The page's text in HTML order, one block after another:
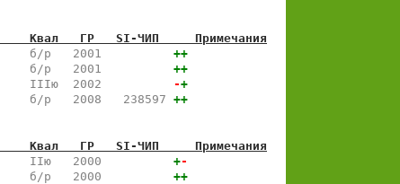
ГР   SI-ЧИП     Примечания
б/р   2001 ++
б/р   2001 ++
IIIю  2002 -+
б/р   2008   238597 ++
ГР   SI-ЧИП     Примечания
IIю   2000 +-
б/р   2000 ++